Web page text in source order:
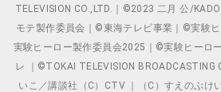
TELEVISION CO.,LTD.｜©2023 二月 公/
モテ製作委員会｜©東海テレビ事業｜©実験
実験ヒーロー製作委員会2025｜©実験ヒーロ
レ ｜©TOKAI TELEVISION BROADCASTING
いこ／講談社（C）CTV ｜（C）すえのぶけ